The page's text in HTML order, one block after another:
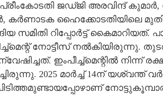
ജഡ്‌ജി അരവിന്ദ്
കർണാടക ഹൈക്കോടതിയിലെ
സമിതി റിപ്പോർട്ട് കൈമാറിയത്.
നോട്ടീസ് നൽകിയിരുന്നു.
ഇംപീച്ച്മെന്റിൽ നിന്ന്
2025 മ‌ാർച്ച് 14ന് യശ്വന്ത്